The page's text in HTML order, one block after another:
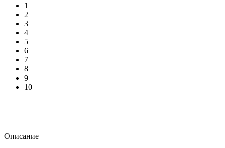
1
2
3
4
5
6
7
8
9
10
Описание